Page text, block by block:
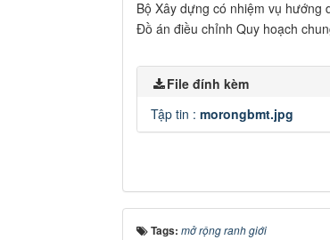
Bộ Xây dựng có nhiệm vụ hướng
Đồ án điều chỉnh Quy hoạch
File đính kèm
Tập tin : morongbmt.jpg
Tags: mở rộng ranh giới